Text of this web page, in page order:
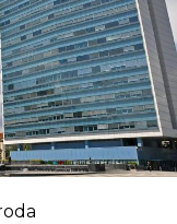
i praćenja
Nezavisne
Jevrejima i
rata u
– prijedlog
zakonā u
inicijativa;